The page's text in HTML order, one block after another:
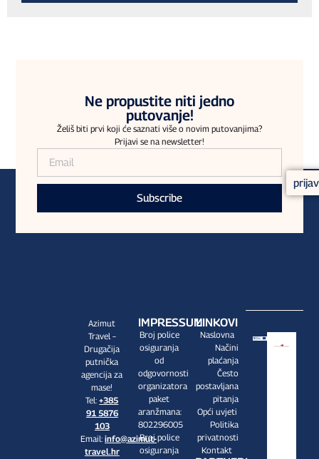
Ne propustite niti jedno
putovanje!
Želiš biti prvi koji će saznati više o novim putovanjima?
Prijavi se na newsletter!
Subscribe
Azimut
Travel –
Drugačija
putnička
agencija za
mase!
Tel:+385
91 5876
103
Email:info@azimut-
travel.hr
IMPRESSUM
Broj police
osiguranja
od
odgovornosti
organizatora
paket
aranžmana:
802296005
Broj police
osiguranja
LINKOVI
Naslovna
Načini
plaćanja
Često
postavljana
pitanja
Opći uvjeti
Politika
privatnosti
Kontakt